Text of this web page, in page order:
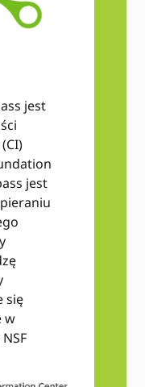
jest
jest
się
w